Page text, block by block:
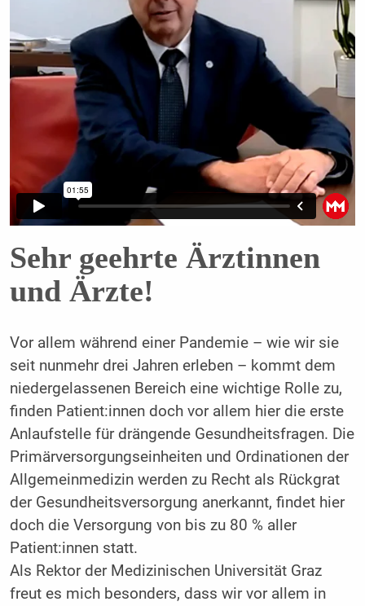
Sehr geehrte Ärztinnen
und Ärzte!
Vor allem während einer Pandemie – wie wir sie
seit nunmehr drei Jahren erleben – kommt dem
niedergelassenen Bereich eine wichtige Rolle zu,
finden Patient:innen doch vor allem hier die erste
Anlaufstelle für drängende Gesundheitsfragen. Die
Primärversorgungseinheiten und Ordinationen der
Allgemeinmedizin werden zu Recht als Rückgrat
der Gesundheitsversorgung anerkannt, findet hier
doch die Versorgung von bis zu 80 % aller
Patient:innen statt.
Als Rektor der Medizinischen Universität Graz
freut es mich besonders, dass wir vor allem in